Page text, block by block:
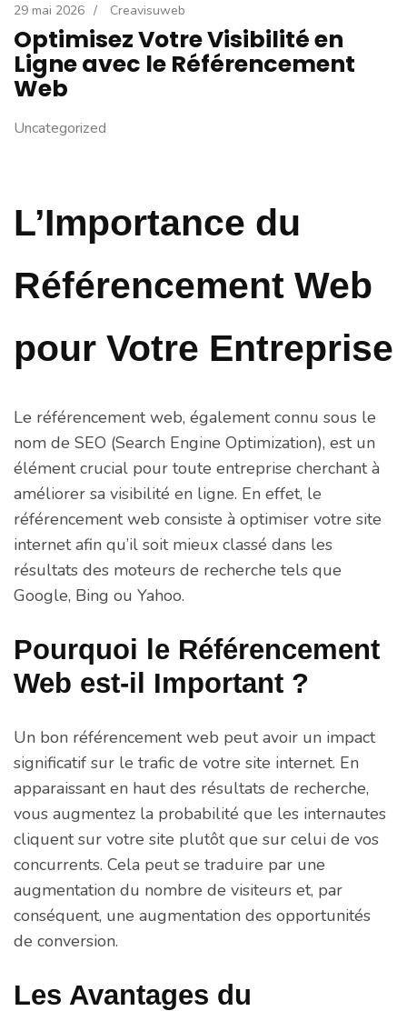
29 mai 2026 / Creavisuweb
Optimisez Votre Visibilité en
Ligne avec le Référencement
Web
Uncategorized
L’Importance du
Référencement Web
pour Votre Entreprise
Le référencement web, également connu sous le
nom de SEO (Search Engine Optimization), est un
élément crucial pour toute entreprise cherchant à
améliorer sa visibilité en ligne. En effet, le
référencement web consiste à optimiser votre site
internet afin qu’il soit mieux classé dans les
résultats des moteurs de recherche tels que
Google, Bing ou Yahoo.
Pourquoi le Référencement
Web est-il Important ?
Un bon référencement web peut avoir un impact
significatif sur le trafic de votre site internet. En
apparaissant en haut des résultats de recherche,
vous augmentez la probabilité que les internautes
cliquent sur votre site plutôt que sur celui de vos
concurrents. Cela peut se traduire par une
augmentation du nombre de visiteurs et, par
conséquent, une augmentation des opportunités
de conversion.
Les Avantages du